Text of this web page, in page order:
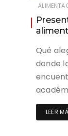
Qué
donde
LEER